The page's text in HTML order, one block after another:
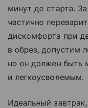
минут до старта.
частично
дискомфорта при
в обрез, допустим
но он должен быть
и легкоусвояемым.
Идеальный